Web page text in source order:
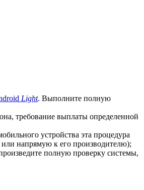
Light. Выполните полную
требование выплаты определенной
устройства эта процедура
напрямую к его производителю);
полную проверку системы,